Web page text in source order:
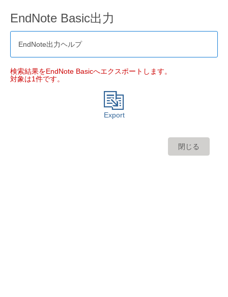
EndNote Basic出力
EndNote出力ヘルプ
検索結果をEndNote Basicへエクスポートします。
対象は1件です。
Export